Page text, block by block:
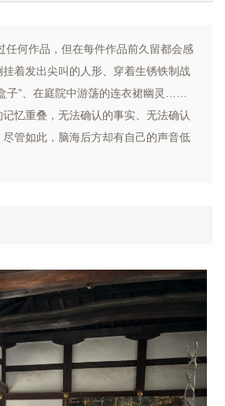
任何作品，但在每件作品前久留都会感
着发出尖叫的人形、穿着生锈铁制战
子”、在庭院中游荡的连衣裙幽灵……
忆重叠，无法确认的事实、无法确认
管如此，脑海后方却有自己的声音低